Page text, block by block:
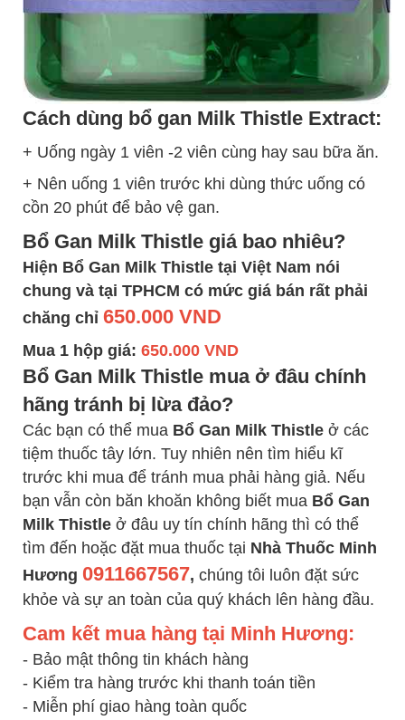
Cách dùng bổ gan Milk Thistle Extract:
+ Uống ngày 1 viên -2 viên cùng hay sau bữa ăn.
+ Nên uống 1 viên trước khi dùng thức uống có
cồn 20 phút để bảo vệ gan.
Bổ Gan Milk Thistle giá bao nhiêu?
Hiện Bổ Gan Milk Thistle tại Việt Nam nói
chung và tại TPHCM có mức giá bán rất phải
chăng chỉ 650.000 VND
Mua 1 hộp giá: 650.000 VND
Bổ Gan Milk Thistle mua ở đâu chính
hãng tránh bị lừa đảo?
Các bạn có thể mua Bổ Gan Milk Thistle ở các
tiệm thuốc tây lớn. Tuy nhiên nên tìm hiểu kĩ
trước khi mua để tránh mua phải hàng giả. Nếu
bạn vẫn còn băn khoăn không biết mua Bổ Gan
Milk Thistle ở đâu uy tín chính hãng thì có thể
tìm đến hoặc đặt mua thuốc tại Nhà Thuốc Minh
Hương 0911667567, chúng tôi luôn đặt sức
khỏe và sự an toàn của quý khách lên hàng đầu.
Cam kết mua hàng tại Minh Hương:
- Bảo mật thông tin khách hàng
- Kiểm tra hàng trước khi thanh toán tiền
- Miễn phí giao hàng toàn quốc